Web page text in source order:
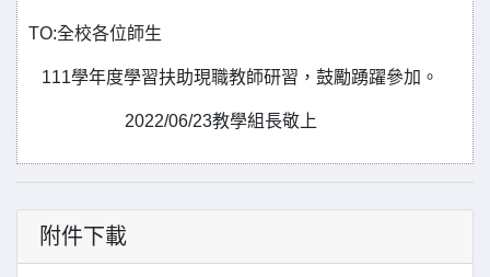
TO:全校各位師生
111學年度學習扶助現職教師研習，鼓勵踴躍參加。
2022/06/23教學組長敬上
附件下載